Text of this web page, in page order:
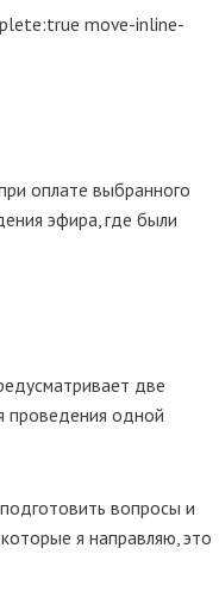
move-inline-
оплате выбранного
эфира, где были
две
проведения одной
вопросы и
я направляю, это